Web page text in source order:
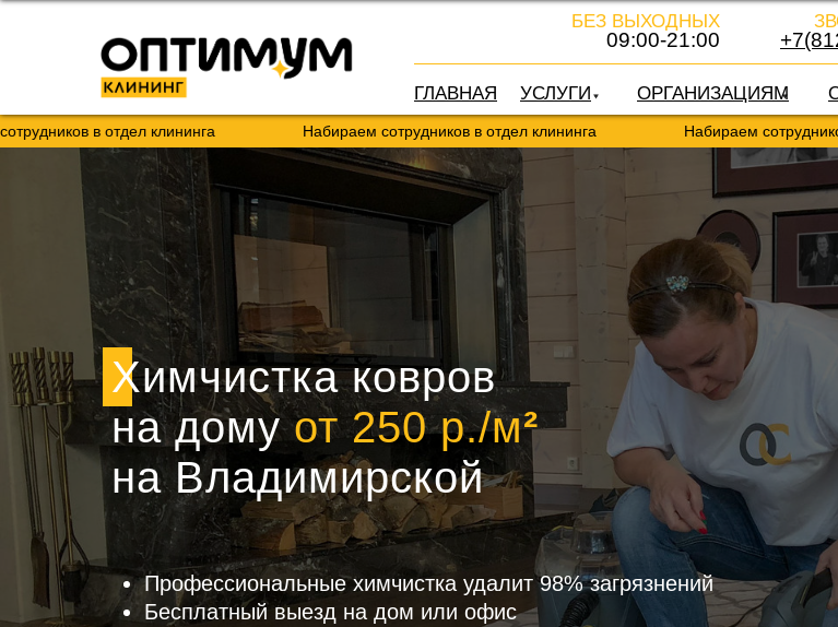
УСЛУГИ
ГЛАВНАЯ ОРГАНИЗАЦИЯМ
БЕЗ ВЫХОДНЫХ
09:00-21:00
в отдел клининга Набираем сотрудников в отдел клининга Набираем сотрудников в отдел
Профессиональные химчистка удалит 98% загрязнений
Бесплатный выезд на дом или офис
Химчистка ковров
на домуот 250 р./м²
на Владимирской